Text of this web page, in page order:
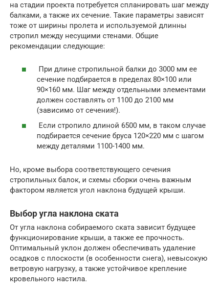
на стадии проекта потребуется спланировать шаг между
балками, а также их сечение. Такие параметры зависят
тоже от ширины пролета и используемой длинны
стропил между несущими стенами. Общие
рекомендации следующие:
При длине стропильной балки до 3000 мм ее
сечение подбирается в пределах 80×100 или
90×160 мм. Шаг между отдельными элементами
должен составлять от 1100 до 2100 мм
(зависимо от сечения!).
Если стропило длиной 6500 мм, в таком случае
подбирается сечение бруса 120×220 мм с шагом
между деталями 1100-1400 мм.
Но, кроме выбора соответствующего сечения
стропильных балок, и схемы сборки очень важным
фактором является угол наклона будущей крыши.
Выбор угла наклона ската
От угла наклона собираемого ската зависит будущее
функционирование крыши, а также ее прочность.
Оптимальный уклон должен обеспечивать удаление
осадков с плоскости (в особенности снега), невысокую
ветровую нагрузку, а также устойчивое крепление
кровельного настила.